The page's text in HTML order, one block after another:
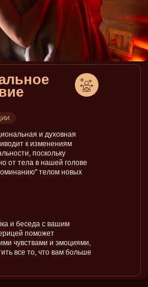
и духовная
к изменениям
поскольку
от тела в нашей голове
телом новых
и беседа с вашим
поможет
чувствами и эмоциями,
все то, что вам больше